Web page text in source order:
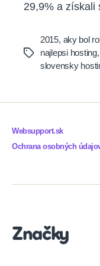
29,9% a
Tags
2015, aky bol
najlepsi hosting,
slovensky
Websupport.sk
Ochrana osobných
Značky